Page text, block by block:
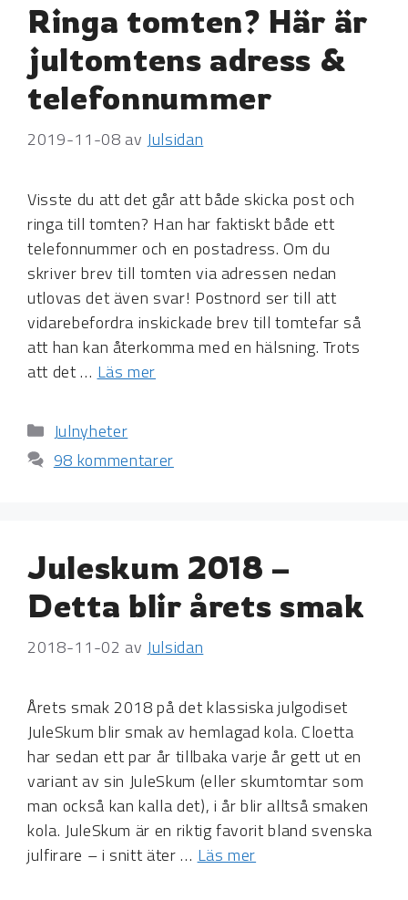
Ringa tomten? Här är
jultomtens adress &
telefonnummer
2019-11-08 av Julsidan
Visste du att det går att både skicka post och
ringa till tomten? Han har faktiskt både ett
telefonnummer och en postadress. Om du
skriver brev till tomten via adressen nedan
utlovas det även svar! Postnord ser till att
vidarebefordra inskickade brev till tomtefar så
att han kan återkomma med en hälsning. Trots
att det … Läs mer
Kategorier
Julnyheter
98 kommentarer
Juleskum 2018 –
Detta blir årets smak
2018-11-02 av Julsidan
Årets smak 2018 på det klassiska julgodiset
JuleSkum blir smak av hemlagad kola. Cloetta
har sedan ett par år tillbaka varje år gett ut en
variant av sin JuleSkum (eller skumtomtar som
man också kan kalla det), i år blir alltså smaken
kola. JuleSkum är en riktig favorit bland svenska
julfirare – i snitt äter … Läs mer